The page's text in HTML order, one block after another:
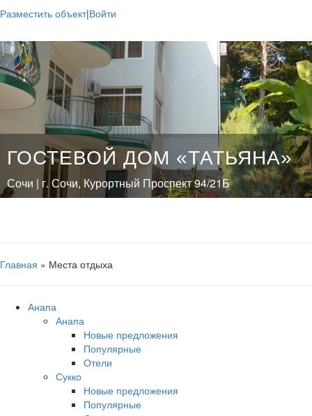
Разместить объект|Войти
ГОСТЕВОЙ ДОМ «ТАТЬЯНА»
Сочи | г. Сочи, Курортный Проспект 94/21Б
Главная » Места отдыха
Анапа
Анапа
Новые предложения
Популярные
Отели
Сукко
Новые предложения
Популярные